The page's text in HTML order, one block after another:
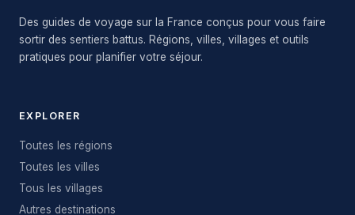
Des guides de voyage sur la France conçus pour vous faire
sortir des sentiers battus. Régions, villes, villages et outils
pratiques pour planifier votre séjour.
EXPLORER
Toutes les régions
Toutes les villes
Tous les villages
Autres destinations